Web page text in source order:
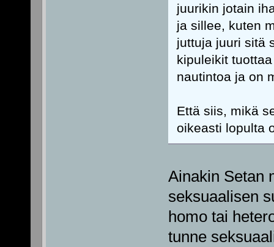
juurikin jotain
ja sillee, kuten
juttuja juuri sitä
kipuleikit
nautintoa ja on
Että siis, mikä
oikeasti lopulta
Ainakin Setan
seksuaalisen
homo tai
tunne